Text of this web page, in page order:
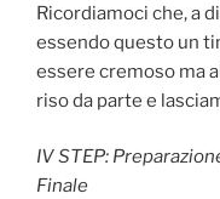
Ricordiamoci che, a
essendo questo un
essere cremoso ma
riso da parte e
IV STEP:
Finale